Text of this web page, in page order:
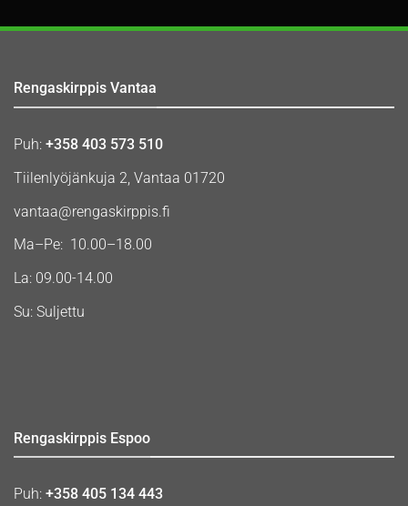
Rengaskirppis Vantaa
Puh: +358 403 573 510
Tiilenlyöjänkuja 2, Vantaa 01720
vantaa@rengaskirppis.fi
Ma–Pe: 10.00–18.00
La: 09.00-14.00
Su: Suljettu
Rengaskirppis Espoo
Puh: +358 405 134 443